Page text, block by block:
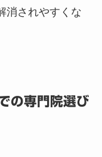
消されやすくな
の専門院選び